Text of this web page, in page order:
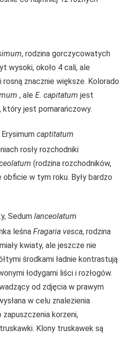
, rodzina gorczycowatych
wysoki, około 4 cali, ale
rosną znacznie większe. Kolorado
, ale E. capitatum jest
który jest pomarańczowy.
captitatum
rosły rozchodniki
(rodzina rozchodników,
w tym roku. Były bardzo
Sedum lanceolatum
leśna Fragaria vesca, rodzina
kwiaty, ale jeszcze nie
środkami ładnie kontrastują
łodygami liści i rozłogów.
od zdjęcia w prawym
w celu znalezienia
zapuszczenia korzeni,
Klony truskawek są